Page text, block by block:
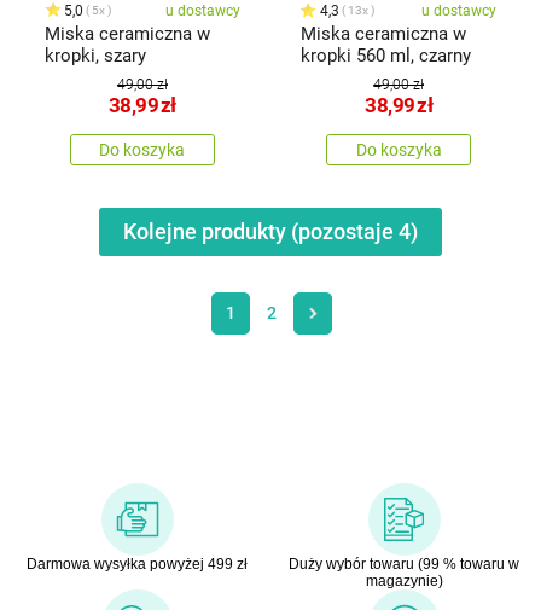
5,0 5x u dostawcy
Miska ceramiczna w
kropki, szary
49,00 zł
38,99zł
Do koszyka
4,3 13x u dostawcy
Miska ceramiczna w
kropki 560 ml, czarny
49,00 zł
38,99zł
Do koszyka
Kolejne produkty (pozostaje 4)
1 2
Darmowa wysyłka powyżej 499 zł
Duży wybór towaru (99 % towaru w
magazynie)